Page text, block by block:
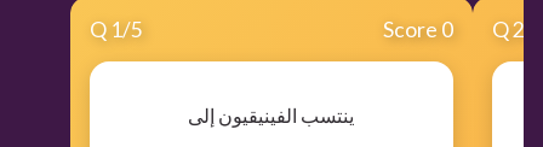
Q 1/5 Score 0
ينتسب الفينيقيون إلى
Q2